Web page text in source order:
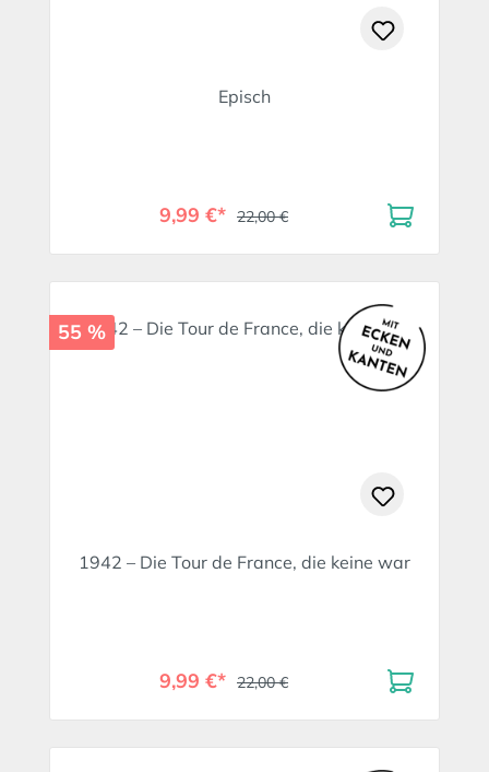
Episch
9,99 €* 22,00 €
55 %
1942 – Die Tour de France, die keine war
9,99 €* 22,00 €